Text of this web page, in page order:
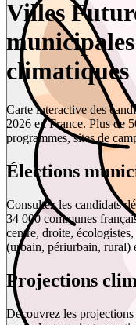
Villes
climatiques
Carte interactive des
2026 en France. Plus de
programmes, sites de
Élections
Consultez les candidats
34 000 communes
centre, droite,
(urbain, périurbain, rural)
Projections
Découvrez les